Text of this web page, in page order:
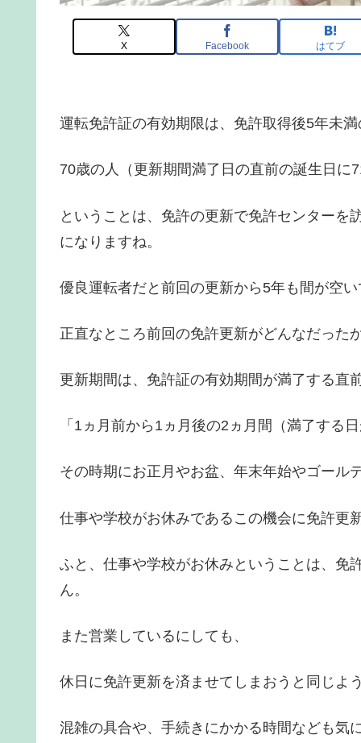
X Facebook はてブ
運転免許証の有効期限は、免許取得後5年未
70歳の人（更新期間満了日の直前の誕生日
ということは、免許の更新で免許センターを
になりますね。
優良運転者だと前回の更新から5年も間が空
正直なところ前回の免許更新がどんなだった
更新期間は、免許証の有効期間が満了する直
「1ヵ月前から1ヵ月後の2ヵ月間（満了する
その時期にお正月やお盆、年末年始やゴール
仕事や学校がお休みであるこの機会に免許更
ふと、仕事や学校がお休みということは、免
ん。
また営業しているにしても、
休日に免許更新を済ませてしまおうと同じよ
混雑の具合や、手続きにかかる時間なども気